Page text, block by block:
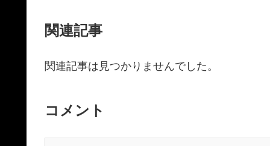
関連記事
関連記事は見つかりませんでした。
コメント